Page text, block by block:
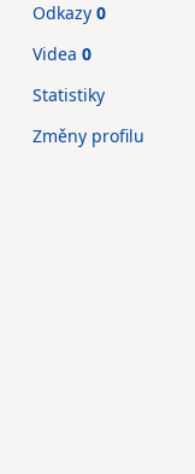
Odkazy 0
Videa 0
Statistiky
Změny profilu